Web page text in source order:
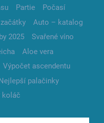
Partie
Počasí
Auto – katalog
2025
Svařené víno
Aloe vera
Výpočet ascendentu
palačinky
koláč